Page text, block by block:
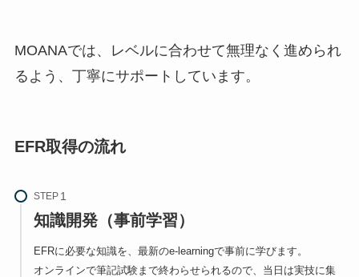
MOANAでは、レベルに合わせて無理なく進められ
るよう、丁寧にサポートしています。
EFR取得の流れ
STEP
知識開発（事前学習）
EFRに必要な知識を、最新のe-learningで事前に学びます。
オンラインで筆記試験まで終わらせられるので、当日は実技に集